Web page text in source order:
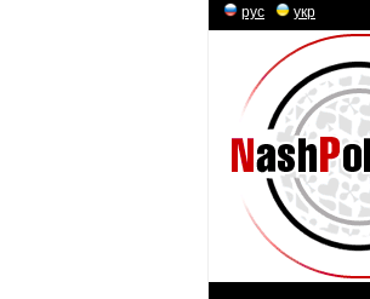
рус укр